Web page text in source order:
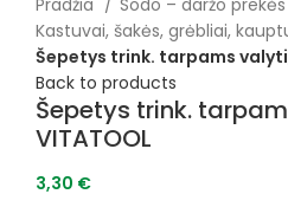
Pradžia
Sodo – daržo prekės
Kastuvai, šakės, grėbliai,
Šepetys trink. tarpams
Back to products
Šepetys trink.
VITATOOL
3,30 €